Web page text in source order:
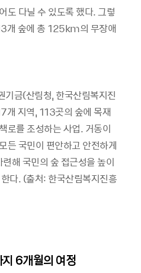
도 다닐 수 있도록 했다. 그렇
개 숲에 총 125km의 무장애
기금(산림청, 한국산림복지진
개 지역, 113곳의 숲에 목재
로를 조성하는 사업. 거동이
든 국민이 편안하고 안전하게
해 국민의 숲 접근성을 높이
다. (출처: 한국산림복지진흥
6개월의 여정